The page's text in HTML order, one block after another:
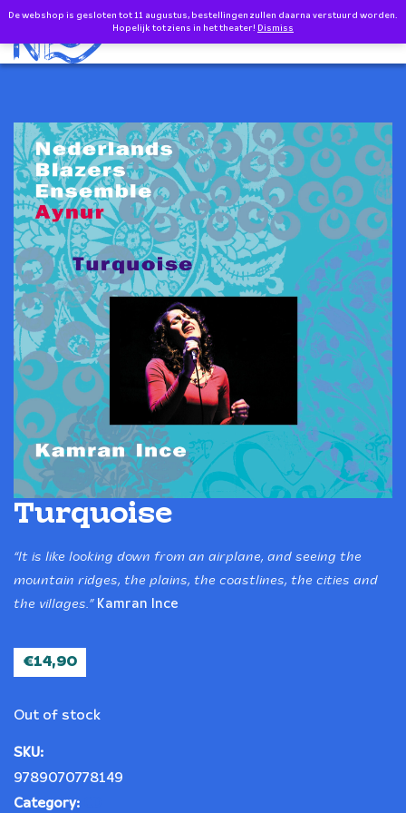
0
Turquoise
“It is like looking down from an airplane, and seeing the
mountain ridges, the plains, the coastlines, the cities and
the villages.”Kamran Ince
€14,90
Out of stock
SKU:
9789070778149
Category:
De webshop is gesloten tot 11 augustus, bestellingen zullen daarna verstuurd worden.
Hopelijk tot ziens in het theater! Dismiss